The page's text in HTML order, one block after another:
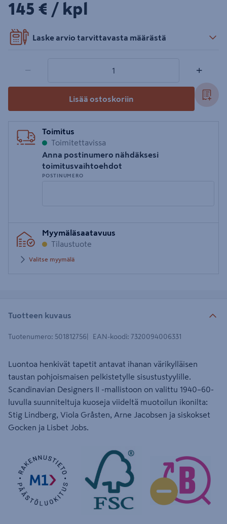
145€/kpl
145 € / kpl
Laske arvio tarvittavasta määrästä
− +
Lisää ostoskoriin
Toimitus
Toimitettavissa
Anna postinumero nähdäksesi
toimitusvaihtoehdot
POSTINUMERO
postinumero
Myymäläsaatavuus
Tilaustuote
Valitse myymälä
Tuotteen kuvaus
Tuotenumero: 501812756 EAN-koodi: 7320094006331
Luontoa henkivät tapetit antavat ihanan värikylläisen
taustan pohjoismaisen pelkistetylle sisustustyylille.
Scandinavian Designers II -mallistoon on valittu 1940–60-
luvulla suunniteltuja kuoseja viideltä muotoilun ikonilta:
Stig Lindberg, Viola Gråsten, Arne Jacobsen ja siskokset
Gocken ja Lisbet Jobs.